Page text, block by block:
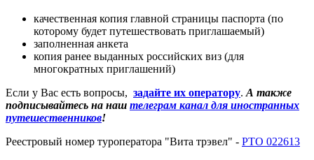
качественная копия главной страницы паспорта (по
которому будет путешествовать приглашаемый)
заполненная анкета
копия ранее выданных российских виз (для
многократных приглашений)
Если у Вас есть вопросы, задайте их оператору. А также
подписывайтесь на наш телеграм канал для иностранных
путешественников!
Реестровый номер туроператора "Вита трэвел" - РТО 022613